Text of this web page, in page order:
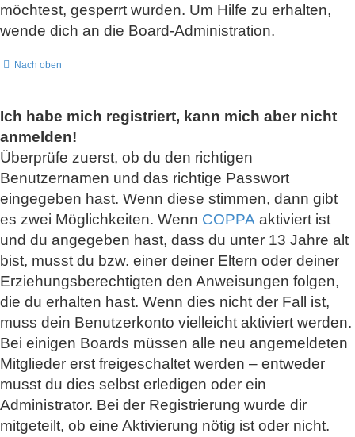
möchtest, gesperrt wurden. Um Hilfe zu erhalten,
wende dich an die Board-Administration.
Nach oben
Ich habe mich registriert, kann mich aber nicht
anmelden!
Überprüfe zuerst, ob du den richtigen
Benutzernamen und das richtige Passwort
eingegeben hast. Wenn diese stimmen, dann gibt
es zwei Möglichkeiten. Wenn COPPA aktiviert ist
und du angegeben hast, dass du unter 13 Jahre alt
bist, musst du bzw. einer deiner Eltern oder deiner
Erziehungsberechtigten den Anweisungen folgen,
die du erhalten hast. Wenn dies nicht der Fall ist,
muss dein Benutzerkonto vielleicht aktiviert werden.
Bei einigen Boards müssen alle neu angemeldeten
Mitglieder erst freigeschaltet werden – entweder
musst du dies selbst erledigen oder ein
Administrator. Bei der Registrierung wurde dir
mitgeteilt, ob eine Aktivierung nötig ist oder nicht.